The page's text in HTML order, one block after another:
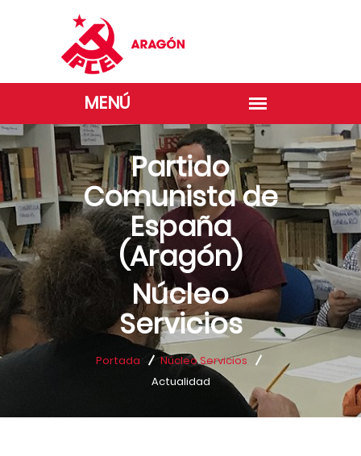
Partido
Comunista de
España
(Aragón)
Núcleo
Servicios
Portada
Núcleo Servicios
Actualidad